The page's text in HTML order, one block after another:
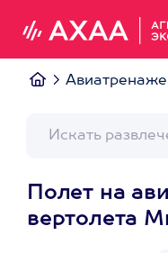
Полет на
вертолета